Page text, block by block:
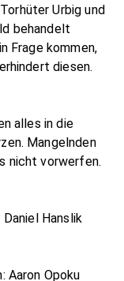
Urbig und
behandelt
Frage kommen,
diesen.
alles in die
Mangelnden
nicht vorwerfen.
Daniel Hanslik
Aaron Opoku